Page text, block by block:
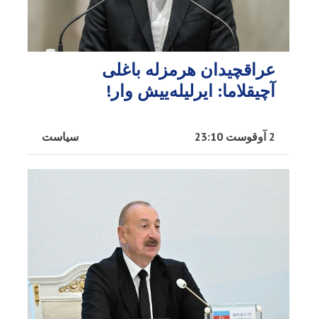
عراقچیدان هرمزله باغلی
آچیقلاما: ایرلیله‌ییش وار!
سیاست 2 آوقوست 23:10